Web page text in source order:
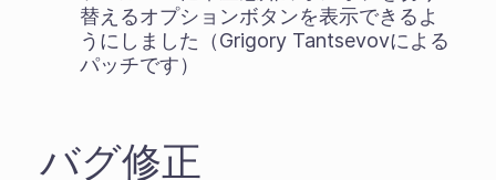
替えるオプションボタンを表示できるよ
うにしました（Grigory Tantsevovによる
パッチです）
バグ修正